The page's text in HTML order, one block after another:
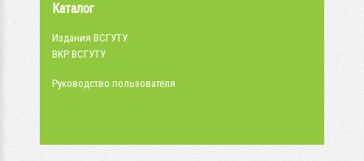
Каталог
Издания ВСГУТУ
ВКР ВСГУТУ
Руководство пользователя